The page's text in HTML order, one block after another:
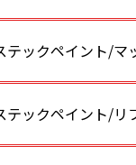
テックペイント/マ
テックペイント/リ